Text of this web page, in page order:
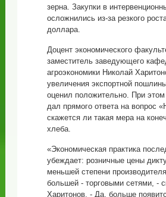
зерна. Закупки в
осложнились из-за резкого
доллара.
Доцент экономического
заместитель заведующего
агроэкономики Николай
увеличения экспортной
оценил положительно. При этом
дал прямого ответа на вопрос
скажется ли такая мера на
хлеба.
«Экономическая практика
убеждает: розничные цены
меньшей степени
большей - торговыми сетями, -
Харитонов. - Да, больше